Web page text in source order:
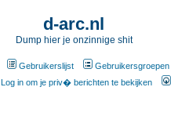
d-arc.nl
Dump hier je onzinnige shit
Gebruikerslijst Gebruikersgroepen
Log in om je priv� berichten te bekijken